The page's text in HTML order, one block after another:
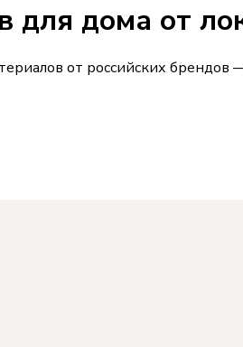
для дома от
от российских брендов